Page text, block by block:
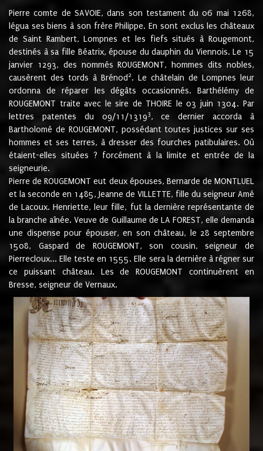
Pierre comte de SAVOIE, dans son testament du 06 mai 1268,
légua ses biens à son frère Philippe. En sont exclus les châteaux
de Saint Rambert, Lompnes et les fiefs situés à Rougemont,
destinés à sa fille Béatrix, épouse du dauphin du Viennois. Le 15
janvier 1293, des nommés ROUGEMONT, hommes dits nobles,
causèrent des tords à Brénod 2. Le châtelain de Lompnes leur
ordonna de réparer les dégâts occasionnés. Barthélémy de
ROUGEMONT traite avec le sire de THOIRE le 03 juin 1304. Par
lettres patentes du 09/11/13193, ce dernier accorda à
Bartholomé de ROUGEMONT, possédant toutes justices sur ses
hommes et ses terres, à dresser des fourches patibulaires. Où
étaient-elles situées ? forcément à la limite et entrée de la
seigneurie.
Pierre de ROUGEMONT eut deux épouses, Bernarde de MONTLUEL
et la seconde en 1485, Jeanne de VILLETTE, fille du seigneur Amé
de Lacoux. Henriette, leur fille, fut la dernière représentante de
la branche aînée. Veuve de Guillaume de LA FOREST, elle demanda
une dispense pour épouser, en son château, le 28 septembre
1508, Gaspard de ROUGEMONT, son cousin, seigneur de
Pierrecloux... Elle teste en 1555. Elle sera la dernière à régner sur
ce puissant château. Les de ROUGEMONT continuèrent en
Bresse, seigneur de Vernaux.